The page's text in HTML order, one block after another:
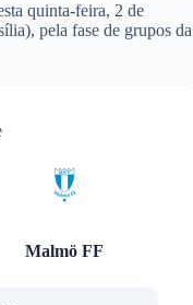
quinta-feira, 2 de
pela fase de grupos da
Malmö FF